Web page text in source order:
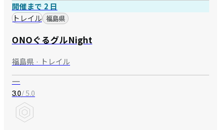
開催まで 2 日
トレイル 福島県
ONOぐるグルNight
福島県 · トレイル
—
3.0/ 5.0